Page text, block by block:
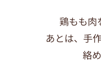
鶏もも肉
あとは、手
絡